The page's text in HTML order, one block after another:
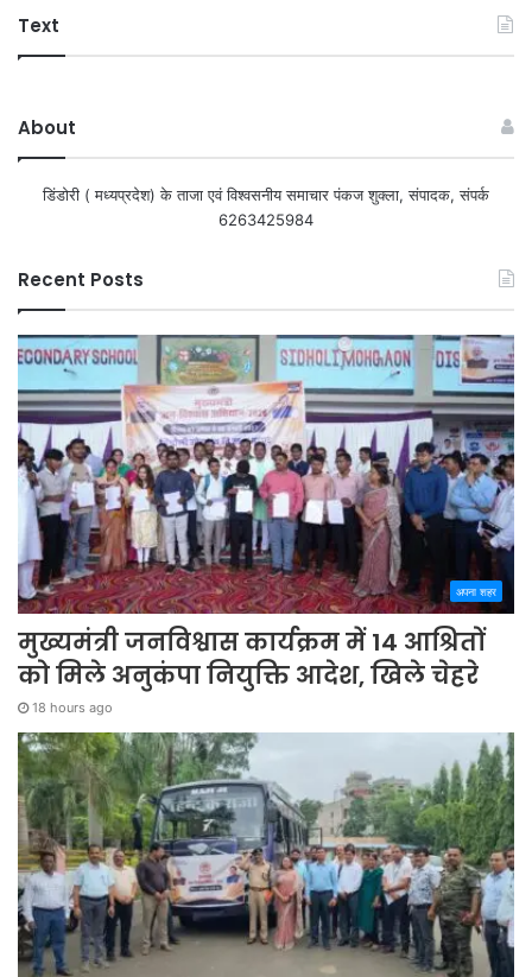
Text
About
डिंडोरी ( मध्यप्रदेश) के ताजा एवं विश्वसनीय समाचार पंकज शुक्ला, संपादक, संपर्क
6263425984
Recent Posts
अपना शहर
मुख्यमंत्री जनविश्वास कार्यक्रम में 14 आश्रितों
को मिले अनुकंपा नियुक्ति आदेश, खिले चेहरे
18 hours ago